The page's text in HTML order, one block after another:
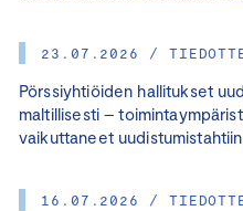
23.07.2026 /
Pörssiyhtiöiden hallitukset
maltillisesti –
vaikuttaneet uudistumistahtiin
16.07.2026 /